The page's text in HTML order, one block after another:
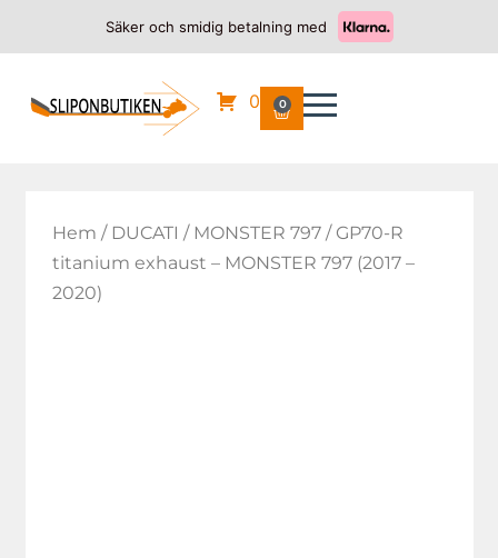
Säker och smidig betalning med
0 0
Hem / DUCATI / MONSTER 797/ GP70-R
titanium exhaust – MONSTER 797 (2017 –
2020)